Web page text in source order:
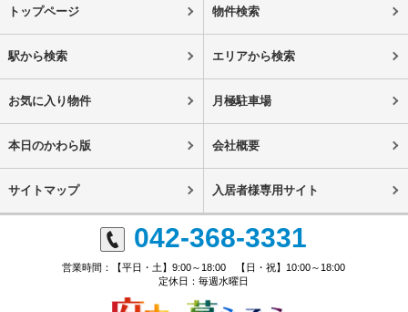
トップページ 物件検索
駅から検索 エリアから検索
お気に入り物件 月極駐車場
本日のかわら版 会社概要
サイトマップ 入居者様専用サイト
042-368-3331
営業時間：【平日・土】9:00～18:00 【日・祝】10:00～18:00
定休日：毎週水曜日